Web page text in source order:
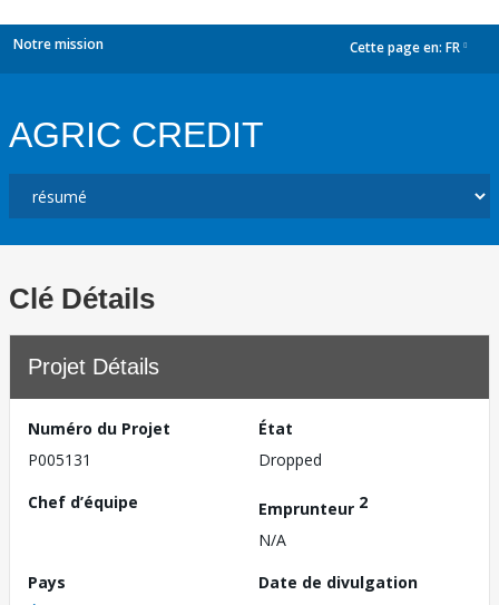
Notre mission Cette page en: FR
AGRIC CREDIT
Clé Détails
Projet Détails
Numéro du Projet
P005131
État
Dropped
Chef d’équipe
Emprunteur 2
N/A
Pays
Date de divulgation